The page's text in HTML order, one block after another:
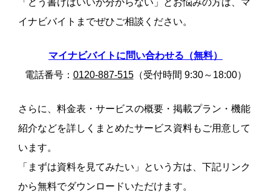
イナビバイトまでぜひご相談ください。
マイナビバイトに問い合わせる（無料）
電話番号： 0120-887-515（受付時間 9:30～18:00）
さらに、料金表・サービスの概要・掲載プラン・機能
紹介などを詳しくまとめたサービス資料もご用意して
います。
「まずは資料を見てみたい」という方は、下記リンク
から無料でダウンロードいただけます。